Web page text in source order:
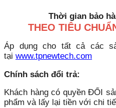
Thời gian bảo
THEO TIÊU
Áp dụng cho tất cả các
tại www.tpnewtech.com
Chính sách đổi trả:
Khách hàng có quyền ĐỔI
phẩm và lấy lại tiền với chi